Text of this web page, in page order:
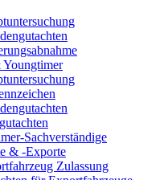
Sachverständige
& -Exporte
Zulassung